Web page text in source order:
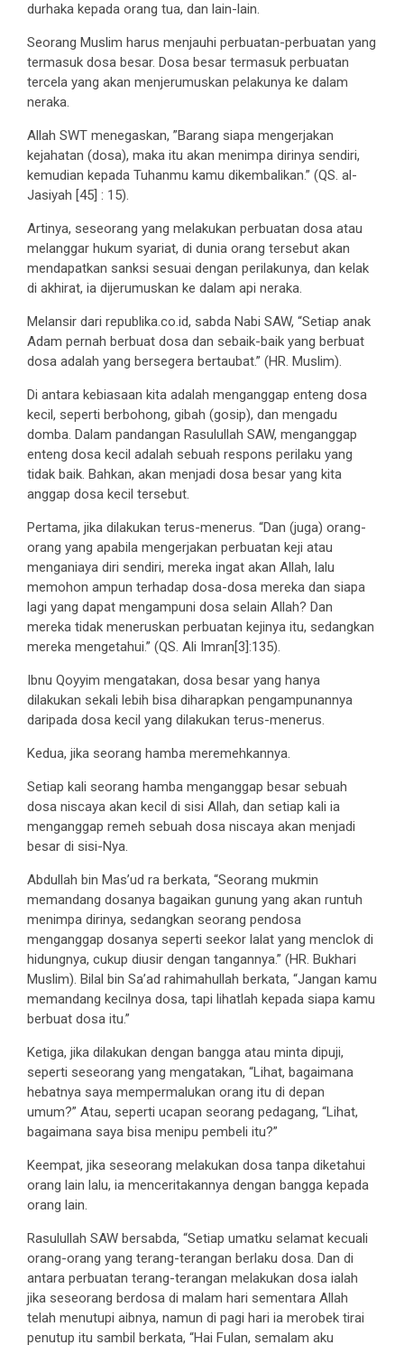
durhaka kepada orang tua, dan lain-lain.
Seorang Muslim harus menjauhi perbuatan-perbuatan yang
termasuk dosa besar. Dosa besar termasuk perbuatan
tercela yang akan menjerumuskan pelakunya ke dalam
neraka.
Allah SWT menegaskan, ”Barang siapa mengerjakan
kejahatan (dosa), maka itu akan menimpa dirinya sendiri,
kemudian kepada Tuhanmu kamu dikembalikan.” (QS. al-
Jasiyah [45] : 15).
Artinya, seseorang yang melakukan perbuatan dosa atau
melanggar hukum syariat, di dunia orang tersebut akan
mendapatkan sanksi sesuai dengan perilakunya, dan kelak
di akhirat, ia dijerumuskan ke dalam api neraka.
Melansir dari republika.co.id, sabda Nabi SAW, “Setiap anak
Adam pernah berbuat dosa dan sebaik-baik yang berbuat
dosa adalah yang bersegera bertaubat.” (HR. Muslim).
Di antara kebiasaan kita adalah menganggap enteng dosa
kecil, seperti berbohong, gibah (gosip), dan mengadu
domba. Dalam pandangan Rasulullah SAW, menganggap
enteng dosa kecil adalah sebuah respons perilaku yang
tidak baik. Bahkan, akan menjadi dosa besar yang kita
anggap dosa kecil tersebut.
Pertama, jika dilakukan terus-menerus. “Dan (juga) orang-
orang yang apabila mengerjakan perbuatan keji atau
menganiaya diri sendiri, mereka ingat akan Allah, lalu
memohon ampun terhadap dosa-dosa mereka dan siapa
lagi yang dapat mengampuni dosa selain Allah? Dan
mereka tidak meneruskan perbuatan kejinya itu, sedangkan
mereka mengetahui.” (QS. Ali Imran[3]:135).
Ibnu Qoyyim mengatakan, dosa besar yang hanya
dilakukan sekali lebih bisa diharapkan pengampunannya
daripada dosa kecil yang dilakukan terus-menerus.
Kedua, jika seorang hamba meremehkannya.
Setiap kali seorang hamba menganggap besar sebuah
dosa niscaya akan kecil di sisi Allah, dan setiap kali ia
menganggap remeh sebuah dosa niscaya akan menjadi
besar di sisi-Nya.
Abdullah bin Mas’ud ra berkata, “Seorang mukmin
memandang dosanya bagaikan gunung yang akan runtuh
menimpa dirinya, sedangkan seorang pendosa
menganggap dosanya seperti seekor lalat yang menclok di
hidungnya, cukup diusir dengan tangannya.” (HR. Bukhari
Muslim). Bilal bin Sa’ad rahimahullah berkata, “Jangan kamu
memandang kecilnya dosa, tapi lihatlah kepada siapa kamu
berbuat dosa itu.”
Ketiga, jika dilakukan dengan bangga atau minta dipuji,
seperti seseorang yang mengatakan, “Lihat, bagaimana
hebatnya saya mempermalukan orang itu di depan
umum?” Atau, seperti ucapan seorang pedagang, “Lihat,
bagaimana saya bisa menipu pembeli itu?”
Keempat, jika seseorang melakukan dosa tanpa diketahui
orang lain lalu, ia menceritakannya dengan bangga kepada
orang lain.
Rasulullah SAW bersabda, “Setiap umatku selamat kecuali
orang-orang yang terang-terangan berlaku dosa. Dan di
antara perbuatan terang-terangan melakukan dosa ialah
jika seseorang berdosa di malam hari sementara Allah
telah menutupi aibnya, namun di pagi hari ia merobek tirai
penutup itu sambil berkata, “Hai Fulan, semalam aku